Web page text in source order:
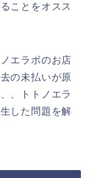
ことをオスス
エラボのお店
の未払いが原
、トトノエラ
した問題を解